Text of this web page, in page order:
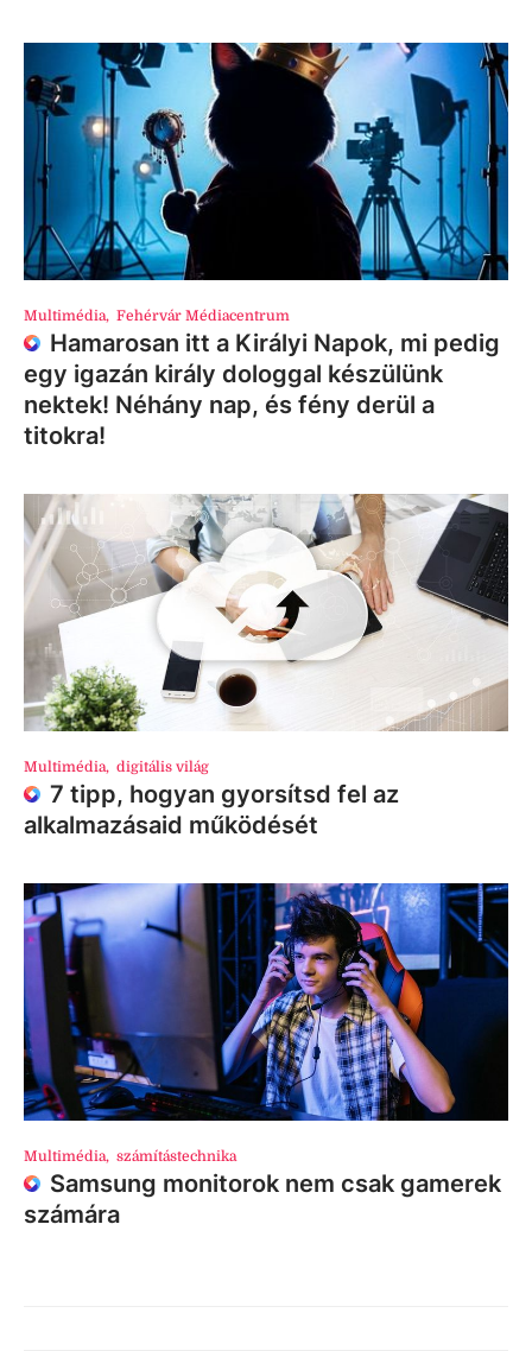
Multimédia, Fehérvár Médiacentrum
Hamarosan itt a Királyi Napok, mi pedig
egy igazán király dologgal készülünk
nektek! Néhány nap, és fény derül a
titokra!
Multimédia, digitális világ
7 tipp, hogyan gyorsítsd fel az
alkalmazásaid működését
Multimédia, számítástechnika
Samsung monitorok nem csak gamerek
számára